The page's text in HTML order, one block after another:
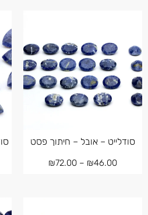
סודלייט – אובל – חיתוך פסט
₪46.00
–
₪72.00